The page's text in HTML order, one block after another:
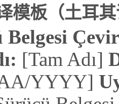
模板（土耳
[Tam Adı]
YYYY]